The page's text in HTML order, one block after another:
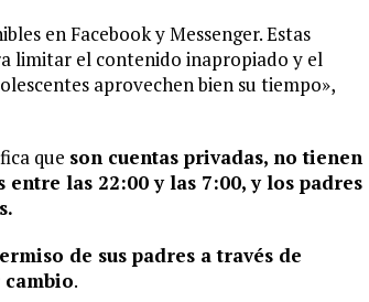
en Facebook y Messenger. Estas
limitar el contenido inapropiado y el
aprovechen bien su tiempo»,
que son cuentas privadas, no tienen
las 22:00 y las 7:00, y los padres
de sus padres a través de
.